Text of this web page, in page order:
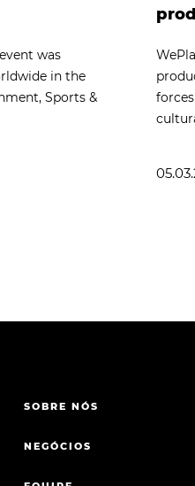
was
in the
Sports &
SOBRE NÓS
NEGÓCIOS